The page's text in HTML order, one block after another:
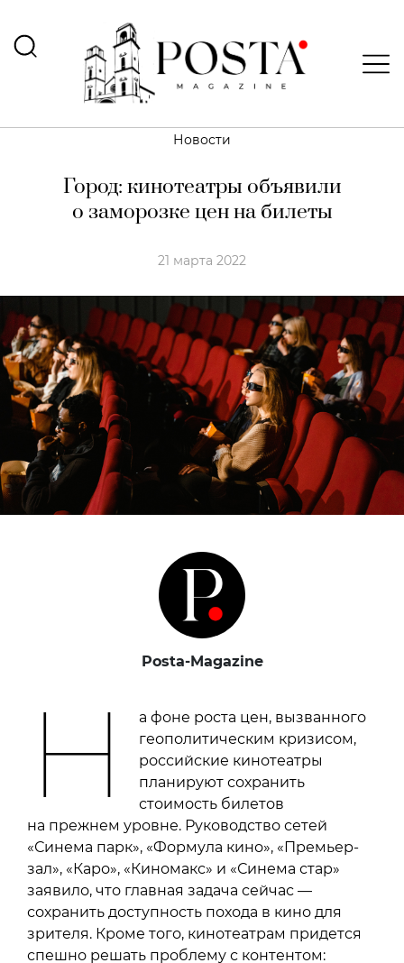
Новости
Город: кинотеатры объявили
о заморозке цен на билеты
21 марта 2022
Posta-Magazine
Н
а фоне роста цен, вызванного
геополитическим кризисом,
российские кинотеатры
планируют сохранить
стоимость билетов
на прежнем уровне. Руководство сетей
«Синема парк», «Формула кино», «Премьер-
зал», «Каро», «Киномакс» и «Синема стар»
заявило, что главная задача сейчас —
сохранить доступность похода в кино для
зрителя. Кроме того, кинотеатрам придется
спешно решать проблему с контентом: